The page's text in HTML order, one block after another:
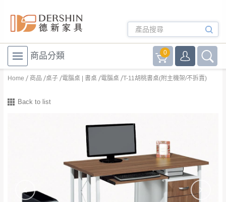
商品分類 0
Home 商品 桌子 電腦桌 | 書桌 電腦桌 T-11胡桃書桌(附主機架/不拆賣)
Back to list